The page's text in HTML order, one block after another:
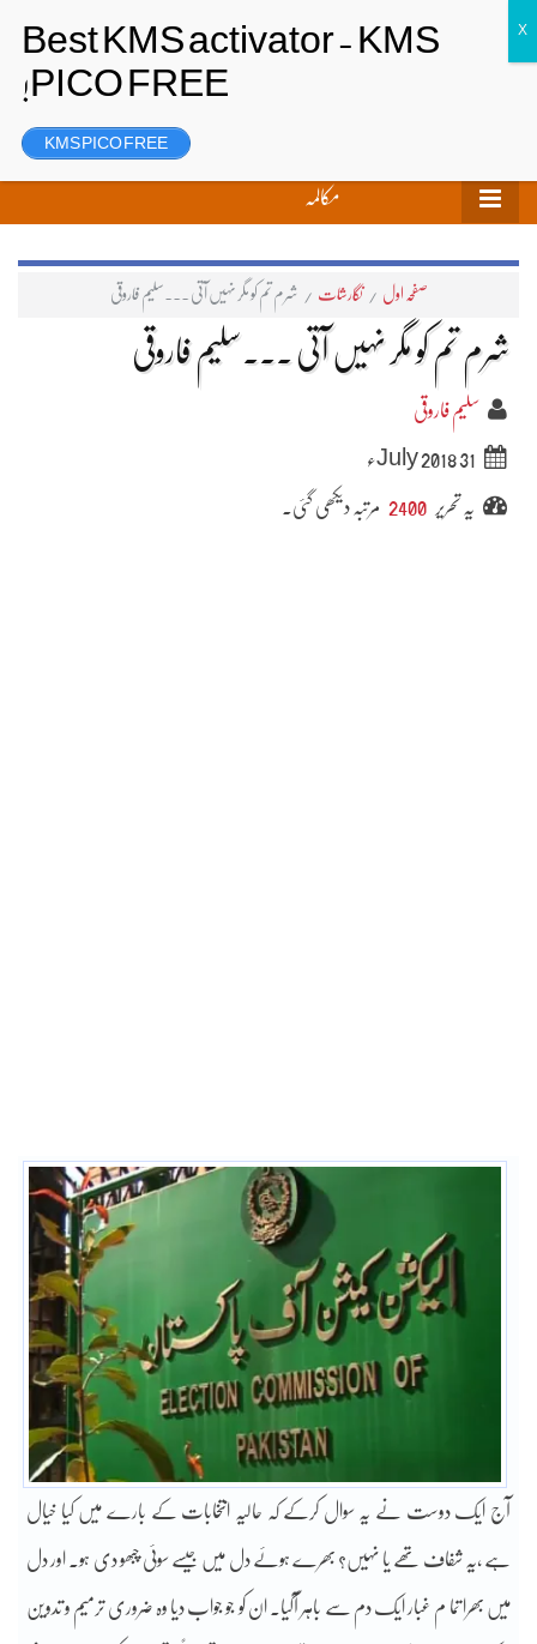
رجسٹر
مکالمہ
صفحہ اول / نگارشات / شرم تم کو مگر نہیں آتی ۔۔۔سلیم فاروقی
شرم تم کو مگر نہیں آتی ۔۔۔سلیم فاروقی
سلیم فاروقی
31 July 2018ء
یہ تحریر 2400 مرتبہ دیکھی گئی۔
آج ایک دوست نے یہ سوال کرکے کہ حالیہ انتخابات کے بارے میں کیا خیال
ہے ،یہ شفاف تھے یا نہیں؟ بھرے ہوئے دل میں جیسے سوئی چبھو دی ہو۔ اور دل
میں بھرا تما م غبار ایک دم سے باہر آگیا۔ ان کو جو جواب دیا وہ ضروری ترمیم و تدوین
KMS PICO FREE